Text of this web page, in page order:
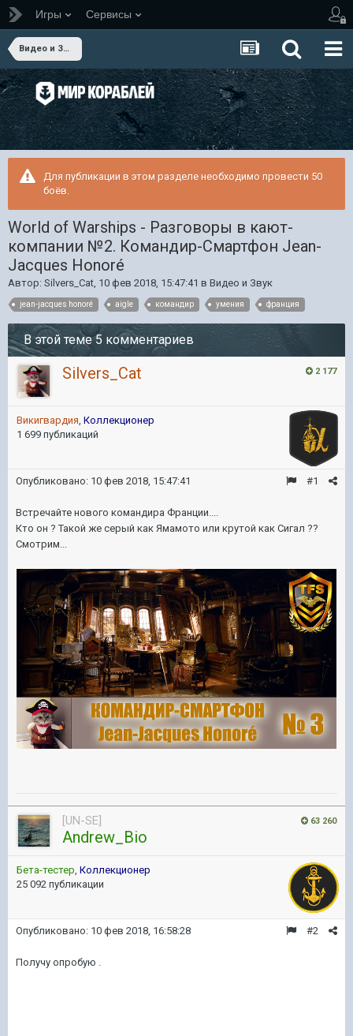
Игры Сервисы
Видео и Звук
Для публикации в этом разделе необходимо провести 50
боёв.
World of Warships - Разговоры в кают-
компании №2. Командир-Смартфон Jean-
Jacques Honoré
Автор: Silvers_Cat, 10 фев 2018, 15:47:41 в Видео и Звук
jean-jacques honoré aigle командир умения франция
В этой теме 5 комментариев
2 177
Silvers_Cat
Викигвардия Коллекционер
1 699 публикаций
#1
Опубликовано: 10 фев 2018, 15:47:41
Встречайте нового командира Франции....
Кто он ? Такой же серый как Ямамото или крутой как Сигал ??
Смотрим...
63 260
[UN-SE]
Andrew_Bio
Бета-тестер Коллекционер
25 092 публикации
#2
Опубликовано: 10 фев 2018, 16:58:28
Получу опробую .